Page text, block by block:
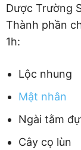
Dược Trường
Thành phần
1h:
Lộc nhung
Mật nhân
Ngài tằm
Cây cọ lùn